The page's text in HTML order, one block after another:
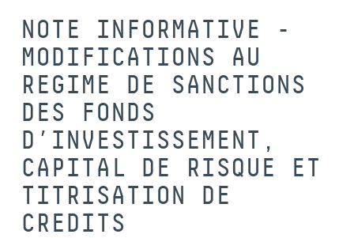
NOTE INFORMATIVE -
MODIFICATIONS AU
REGIME DE SANCTIONS
DES FONDS
D’INVESTISSEMENT,
CAPITAL DE RISQUE ET
TITRISATION DE
CREDITS